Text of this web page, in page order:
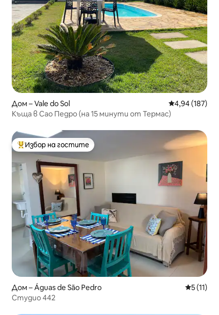
Дом – Vale do Sol Средна
4,94 (187)
Къща в Сао Педро (на 15 минути от Термас)
Най-популярен избор на гостите
Избор на гостите
Дом – Águas de São Pedro Средна
5 (11)
Студио 442